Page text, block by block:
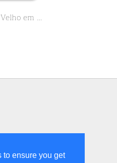
to ensure you get
O Palácio Velho em Stuttgart. O Museu do Estado de Württemberg no coração da cidade. Conheça sua história de mais de 1000 anos em 9 lições.